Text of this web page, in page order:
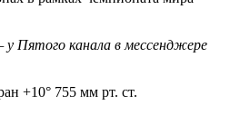
Пятого канала в мессенджере
755 мм рт. ст.